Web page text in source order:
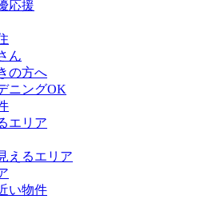
応援
ん
の方へ
ニングOK
エリア
えるエリア
い物件